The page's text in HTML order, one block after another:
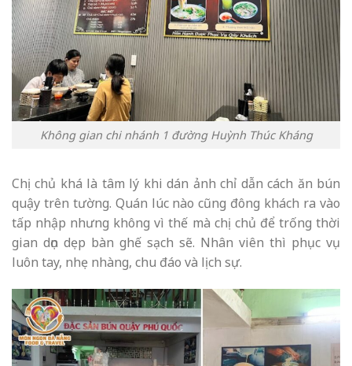
Không gian chi nhánh 1 đường Huỳnh Thúc Kháng
Chị chủ khá là tâm lý khi dán ảnh chỉ dẫn cách ăn bún
quậy trên tường. Quán lúc nào cũng đông khách ra vào
tấp nhập nhưng không vì thế mà chị chủ để trống thời
gian dọn dẹp bàn ghế sạch sẽ. Nhân viên thì phục vụ
luôn tay, nhẹ nhàng, chu đáo và lịch sự.